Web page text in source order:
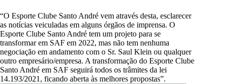
“O Esporte Clube Santo André vem através desta, esclarecer
as notícias veiculadas em alguns órgãos de imprensa. O
Esporte Clube Santo André tem um projeto para se
transformar em SAF em 2022, mas não tem nenhuma
negociação em andamento com o Sr. Saul Klein ou qualquer
outro empresário/empresa. A transformação do Esporte Clube
Santo André em SAF seguirá todos os trâmites da lei
14.193/2021, ficando aberta às melhores propostas”.